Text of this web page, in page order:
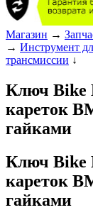
Магазин →
→ Инструмент
трансмиссии ↓
Ключ Bike
кареток
гайками
Ключ Bike
кареток
гайками